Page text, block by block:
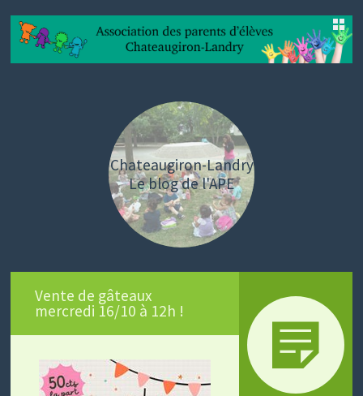
Chateaugiron-Landry
Le blog de l'APE
SKIP
Vente de gâteaux
mercredi 16/10 à 12h !